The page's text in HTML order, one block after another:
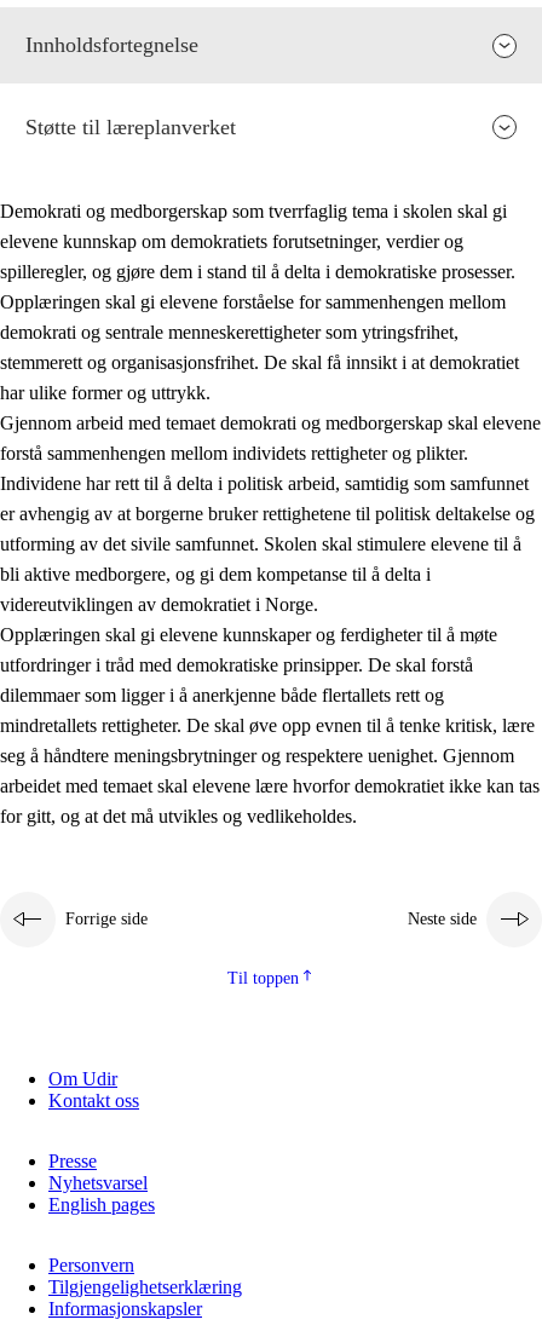
Innholdsfortegnelse
2. Prinsipper for læring, utvikling og danning
2.1 Sosial læring og utvikling
2.2 Kompetanse i fagene
2.3 Grunnleggende ferdigheter
2.4 Å lære å lære
Tverrfaglige temaer
2.5 Tverrfaglige temaer
2.5.1 Folkehelse og livsmestring
2.5.2 Demokrati og medborgerskap
Støtte til læreplanverket
Demokrati og medborgerskap som tverrfaglig tema i skolen skal gi
elevene kunnskap om demokratiets forutsetninger, verdier og
spilleregler, og gjøre dem i stand til å delta i demokratiske prosesser.
Opplæringen skal gi elevene forståelse for sammenhengen mellom
demokrati og sentrale menneskerettigheter som ytringsfrihet,
stemmerett og organisasjonsfrihet. De skal få innsikt i at demokratiet
har ulike former og uttrykk.
Gjennom arbeid med temaet demokrati og medborgerskap skal elevene
forstå sammenhengen mellom individets rettigheter og plikter.
Individene har rett til å delta i politisk arbeid, samtidig som samfunnet
er avhengig av at borgerne bruker rettighetene til politisk deltakelse og
utforming av det sivile samfunnet. Skolen skal stimulere elevene til å
bli aktive medborgere, og gi dem kompetanse til å delta i
videreutviklingen av demokratiet i Norge.
Opplæringen skal gi elevene kunnskaper og ferdigheter til å møte
utfordringer i tråd med demokratiske prinsipper. De skal forstå
dilemmaer som ligger i å anerkjenne både flertallets rett og
mindretallets rettigheter. De skal øve opp evnen til å tenke kritisk, lære
seg å håndtere meningsbrytninger og respektere uenighet. Gjennom
arbeidet med temaet skal elevene lære hvorfor demokratiet ikke kan tas
for gitt, og at det må utvikles og vedlikeholdes.
Forrige side Neste side
Til toppen
Om Udir
Kontakt oss
Presse
Nyhetsvarsel
English pages
Personvern
Tilgjengelighetserklæring
Informasjonskapsler